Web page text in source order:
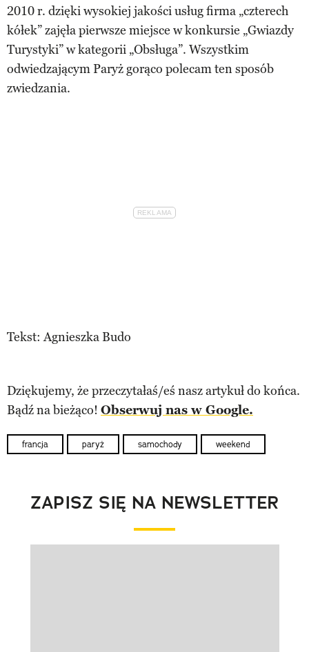
2010 r. dzięki wysokiej jakości usług firma „czterech
kółek” zajęła pierwsze miejsce w konkursie „Gwiazdy
Turystyki” w kategorii „Obsługa”. Wszystkim
odwiedzającym Paryż gorąco polecam ten sposób
zwiedzania.
Tekst: Agnieszka Budo
Dziękujemy, że przeczytałaś/eś nasz artykuł do końca.
Bądź na bieżąco! Obserwuj nas w Google.
francja paryż samochody weekend
ZAPISZ SIĘ NA NEWSLETTER